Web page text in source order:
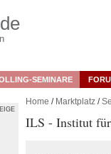
SEMINARE
Home / Marktplatz/
ILS - Institut